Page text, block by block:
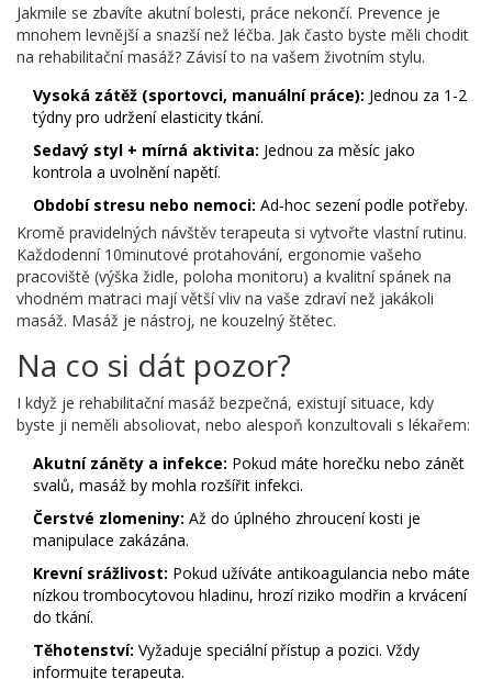
Jakmile se zbavíte akutní bolesti, práce nekončí. Prevence je
mnohem levnější a snazší než léčba. Jak často byste měli chodit
na rehabilitační masáž? Závisí to na vašem životním stylu.
Vysoká zátěž (sportovci, manuální práce): Jednou za 1-2
týdny pro udržení elasticity tkání.
Sedavý styl + mírná aktivita: Jednou za měsíc jako
kontrola a uvolnění napětí.
Období stresu nebo nemoci: Ad-hoc sezení podle potřeby.
Kromě pravidelných návštěv terapeuta si vytvořte vlastní rutinu.
Každodenní 10minutové protahování, ergonomie vašeho
pracoviště (výška židle, poloha monitoru) a kvalitní spánek na
vhodném matraci mají větší vliv na vaše zdraví než jakákoli
masáž. Masáž je nástroj, ne kouzelný štětec.
Na co si dát pozor?
I když je rehabilitační masáž bezpečná, existují situace, kdy
byste ji neměli absoliovat, nebo alespoň konzultovali s lékařem:
Akutní záněty a infekce: Pokud máte horečku nebo zánět
svalů, masáž by mohla rozšířit infekci.
Čerstvé zlomeniny: Až do úplného zhroucení kosti je
manipulace zakázána.
Krevní srážlivost: Pokud užíváte antikoagulancia nebo máte
nízkou trombocytovou hladinu, hrozí riziko modřin a krvácení
do tkání.
Těhotenství: Vyžaduje speciální přístup a pozici. Vždy
informujte terapeuta.